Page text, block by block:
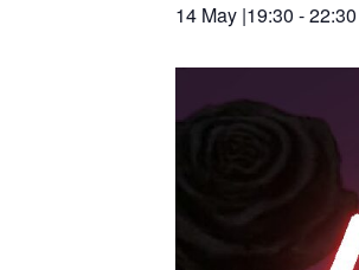
14 May |19:30 -22:30